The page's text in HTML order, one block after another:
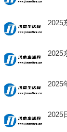
2025
2025
2025
2025